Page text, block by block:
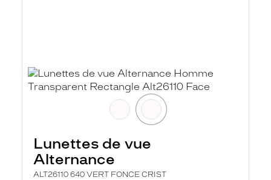
Lunettes de vue
Alternance
ALT26110 640 VERT FONCE CRIST